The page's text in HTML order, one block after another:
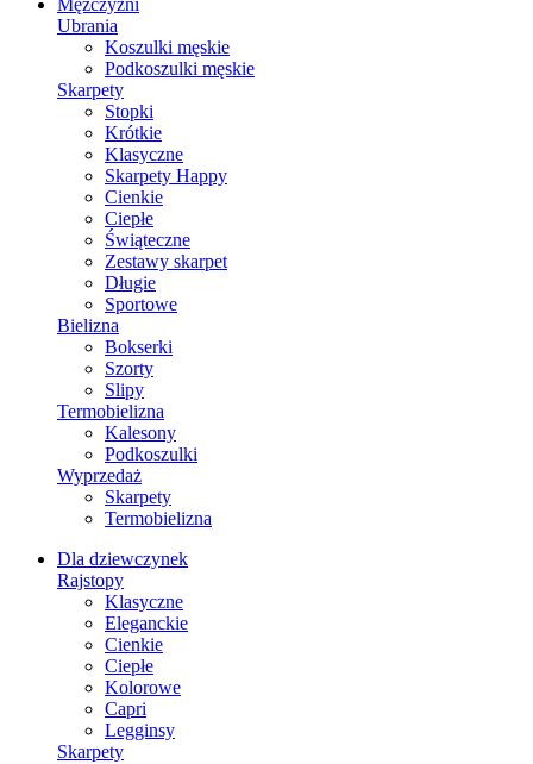
Mężczyźni
Ubrania
Koszulki męskie
Podkoszulki męskie
Skarpety
Stopki
Krótkie
Klasyczne
Skarpety Happy
Cienkie
Ciepłe
Świąteczne
Zestawy skarpet
Długie
Sportowe
Bielizna
Bokserki
Szorty
Slipy
Termobielizna
Kalesony
Podkoszulki
Wyprzedaż
Skarpety
Termobielizna
Dla dziewczynek
Rajstopy
Klasyczne
Eleganckie
Cienkie
Ciepłe
Kolorowe
Capri
Legginsy
Skarpety